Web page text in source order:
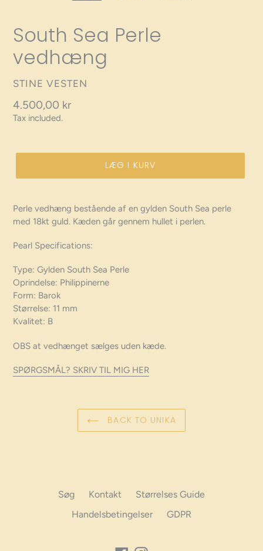
South Sea Perle
vedhæng
VENDOR
STINE VESTEN
Regular
price
4.500,00 kr
Tax included.
LÆG I KURV
Perle vedhæng bestående af en gylden South Sea perle
med 18kt guld. Kæden går gennem hullet i perlen.
Pearl Specifications:
Type: Gylden South Sea Perle
Oprindelse: Philippinerne
Form: Barok
Størrelse: 11 mm
Kvalitet: B
OBS at vedhænget sælges uden kæde.
SPØRGSMÅL? SKRIV TIL MIG HER
BACK TO UNIKA
Søg Kontakt
Størrelses Guide
Handelsbetingelser
GDPR